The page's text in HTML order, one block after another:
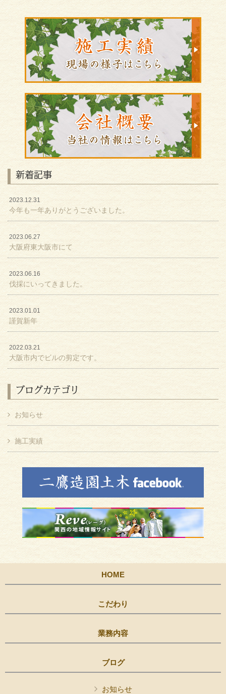
新着記事
2023.12.31
今年も一年ありがとうございました。
2023.06.27
大阪府東大阪市にて
2023.06.16
伐採にいってきました。
2023.01.01
謹賀新年
2022.03.21
大阪市内でビルの剪定です。
ブログカテゴリ
お知らせ
施工実績
HOME
こだわり
業務内容
ブログ
お知らせ